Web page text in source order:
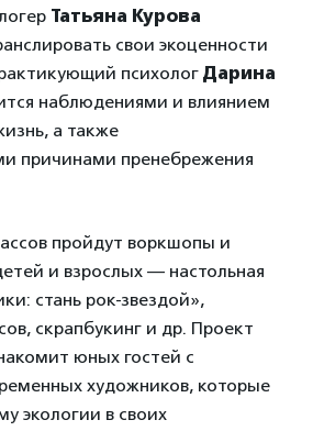
Татьяна Курова
свои экоценности
психолог Дарина
наблюдениями и влиянием
а также
причинами пренебрежения
пройдут воркшопы и
и взрослых — настольная
стань рок-звездой»,
скрапбукинг и др. Проект
юных гостей с
художников, которые
экологии в своих